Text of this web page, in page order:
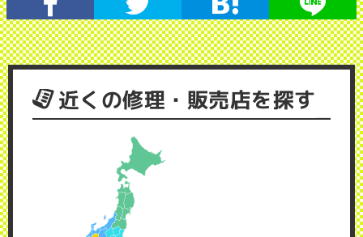
近くの修理・販売店を探す